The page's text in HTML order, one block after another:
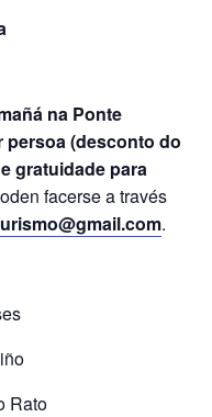
na Ponte
persoa (desconto do
gratuidade para
facerse a través
.
Rato